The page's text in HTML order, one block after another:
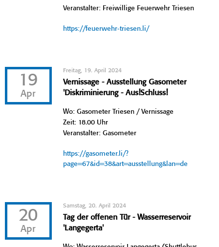
Veranstalter: Freiwillige Feuerwehr Triesen
https://feuerwehr-triesen.li/
19
Apr
Freitag, 19. April 2024
Vernissage - Ausstellung Gasometer
'Diskriminierung - Aus!Schluss!
Wo: Gasometer Triesen / Vernissage
Zeit: 18.00 Uhr
Veranstalter: Gasometer
https://gasometer.li/?
page=67&id=38&art=ausstellung&lan=de
20
Apr
Samstag, 20. April 2024
Tag der offenen Tür - Wasserreservoir
'Langegerta'